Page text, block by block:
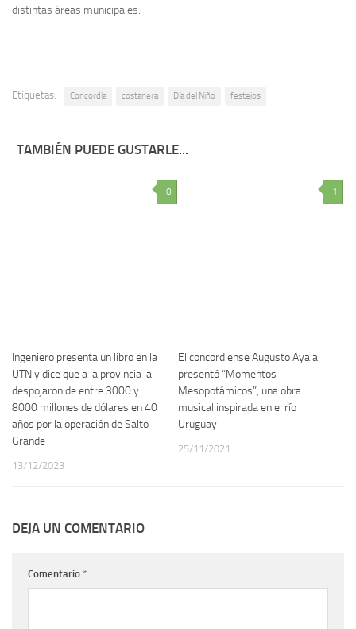
distintas áreas municipales.
Etiquetas: Concordia costanera Día del Niño festejos
TAMBIÉN PUEDE GUSTARLE...
0
Ingeniero presenta un libro en la
UTN y dice que a la provincia la
despojaron de entre 3000 y
8000 millones de dólares en 40
años por la operación de Salto
Grande
13/12/2023
1
El concordiense Augusto Ayala
presentó “Momentos
Mesopotámicos”, una obra
musical inspirada en el río
Uruguay
25/11/2021
DEJA UN COMENTARIO
Comentario *